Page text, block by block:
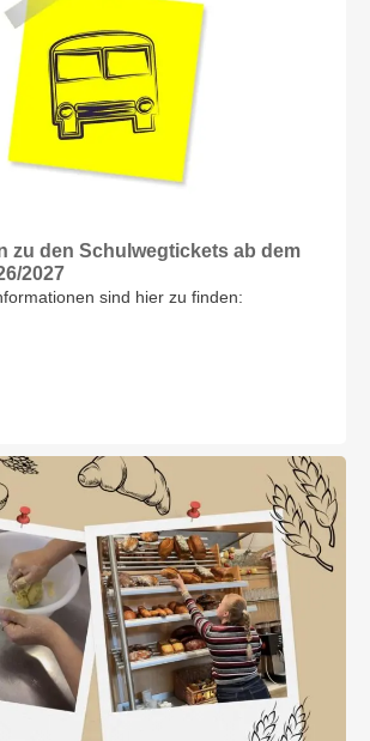
zu den Schulwegtickets ab dem
2027
sind hier zu finden: